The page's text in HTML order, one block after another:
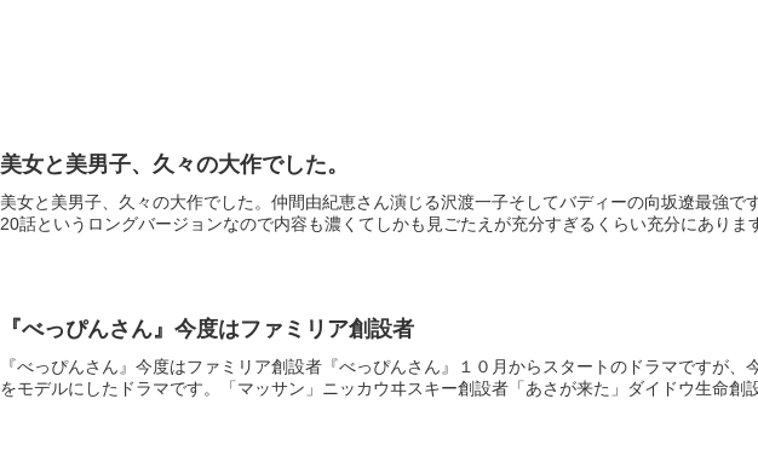
美女と美男子、久々の大作でした。
美女と美男子、久々の大作でした。仲間由紀恵さん演じる沢渡一子そしてバディーの向坂遼最強
20話というロングバージョンなので内容も濃くてしかも見ごたえが充分すぎるくらい充分にありま
『べっぴんさん』今度はファミリア創設者
『べっぴんさん』今度はファミリア創設者『べっぴんさん』１０月からスタートのドラマですが
をモデルにしたドラマです。「マッサン」ニッカウヰスキー創設者「あさが来た」ダイドウ生命創設